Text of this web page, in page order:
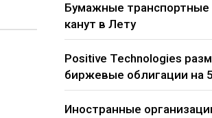
Бумажные
канут в Лету
Positive Technologies
биржевые облигации на
Иностранные